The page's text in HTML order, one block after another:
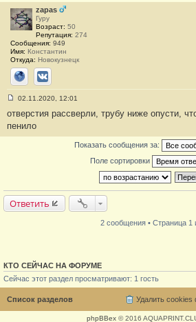
н
и
е
#
zapas
Гуру
Возраст: 50
Репутация: 274
Сообщения: 949
Имя: Константин
Откуда: Новокузнецк
СайтВКонтакте
о
б
щ
02.11.2020, 12:01
отверстия рассверли, трубу ниже опусти,
пенило
Показать сообщения за:
Поле сортировки
Ответить
2 сообщения • Страница 1
КТО СЕЙЧАС НА ФОРУМЕ
Сейчас этот раздел просматривают: 1 гость
Список разделов Удалить
phpBBex© 2016